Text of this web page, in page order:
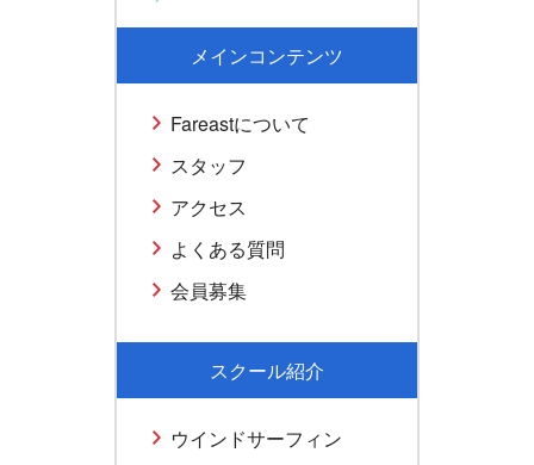
メインコンテンツ
Fareastについて
スタッフ
アクセス
よくある質問
会員募集
スクール紹介
ウインドサーフィン